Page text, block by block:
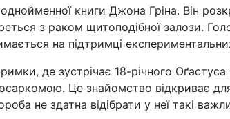
книги Джона Гріна. Він
з раком щитоподібної залози.
на підтримці
де зустрічає 18-річного
Це знайомство відкриває
не здатна відібрати у неї такі